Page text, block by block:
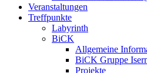
Veranstaltungen
Treffpunkte
Labyrinth
BiCK
Allgemeine
BiCK Gruppe
Projekte